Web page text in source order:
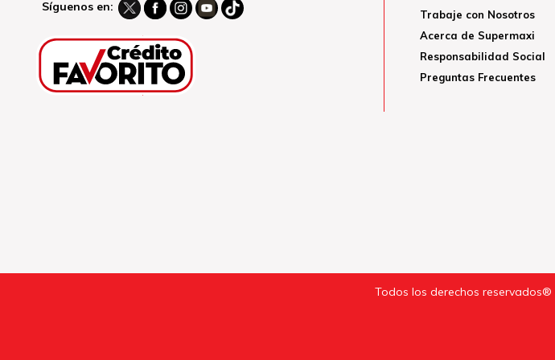
Síguenos en:
Trabaje con Nosotros
Acerca de Supermaxi
Responsabilidad Social
Preguntas Frecuentes
Todos los derechos reservados®